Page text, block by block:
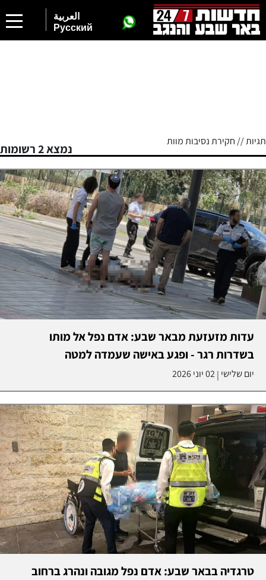
العربية
Русский
תגיות // חקירת נסיבות מוות
נמצא 2 רשומות
עדות מזעזעת מבאר שבע: אדם נפל אל מותו
בשדרות רגר - ופגע באישה שעמדה למטה
יום שלישי |02 יוני 2026
טרגדיה בבאר שבע: אדם נפל מגובה ונהרג ברחוב